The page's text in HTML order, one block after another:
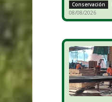
Conservación
08/08/2026